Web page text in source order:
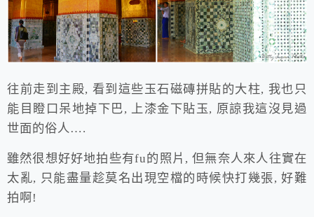
往前走到主殿, 看到這些玉石磁磚拼貼的大柱, 我也只
能目瞪口呆地掉下巴, 上漆金下貼玉, 原諒我這沒見過
世面的俗人….
雖然很想好好地拍些有fu的照片, 但無奈人來人往實在
太亂, 只能盡量趁莫名出現空檔的時候快打幾張, 好難
拍啊!